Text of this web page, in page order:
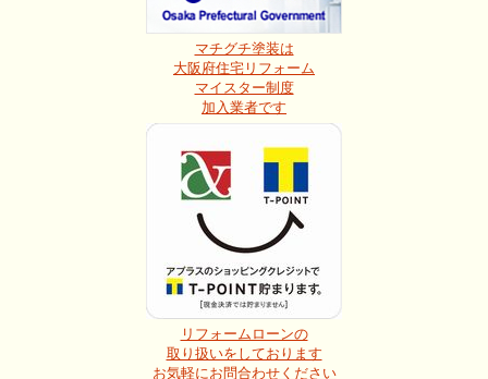
マチグチ塗装は
大阪府住宅リフォーム
マイスター制度
加入業者です
リフォームローンの
取り扱いをしております
お気軽にお問合わせください